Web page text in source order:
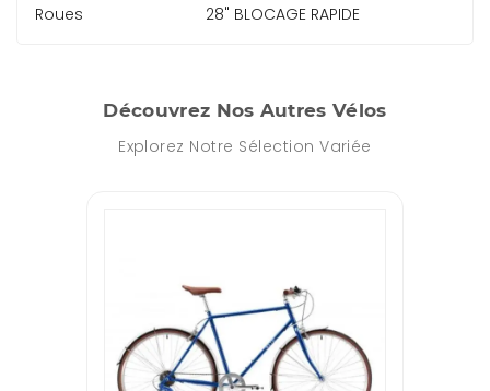
Roues
28" BLOCAGE RAPIDE
Découvrez Nos Autres Vélos
Explorez Notre Sélection Variée